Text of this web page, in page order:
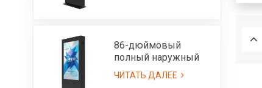
86-дюймовый
полный наружный
ЖК-экран с тотемом
ЖК-экрана IP55,
ЧИТАТЬ ДАЛЕЕ